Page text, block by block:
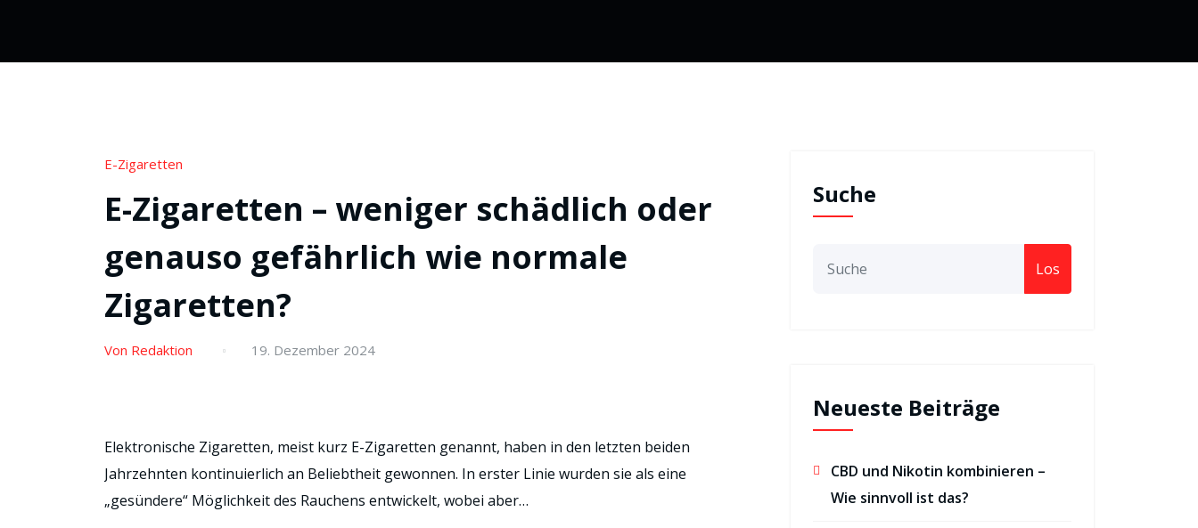
E-Zigaretten
E-Zigaretten – weniger schädlich oder
genauso gefährlich wie normale
Zigaretten?
Von Redaktion 19. Dezember 2024
Elektronische Zigaretten, meist kurz E-Zigaretten genannt, haben in den letzten beiden
Jahrzehnten kontinuierlich an Beliebtheit gewonnen. In erster Linie wurden sie als eine
„gesündere“ Möglichkeit des Rauchens entwickelt, wobei aber…
Suche
Los
Neueste Beiträge
CBD und Nikotin kombinieren –
Wie sinnvoll ist das?